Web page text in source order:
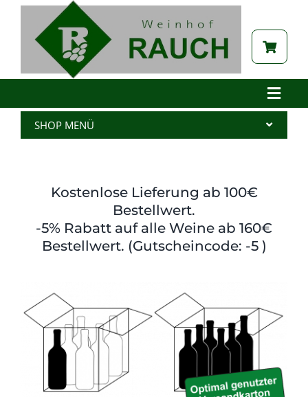
Zum
springen
Toggle
Brennerei
Tabak
Shop
SHOP MENÜ
Edelbrand
Kernöl
Tabak
Zubehör
Kostenlose Lieferung ab 100€
Bestellwert.
-5% Rabatt auf alle Weine ab 160€
Bestellwert. (Gutscheincode: -5 )